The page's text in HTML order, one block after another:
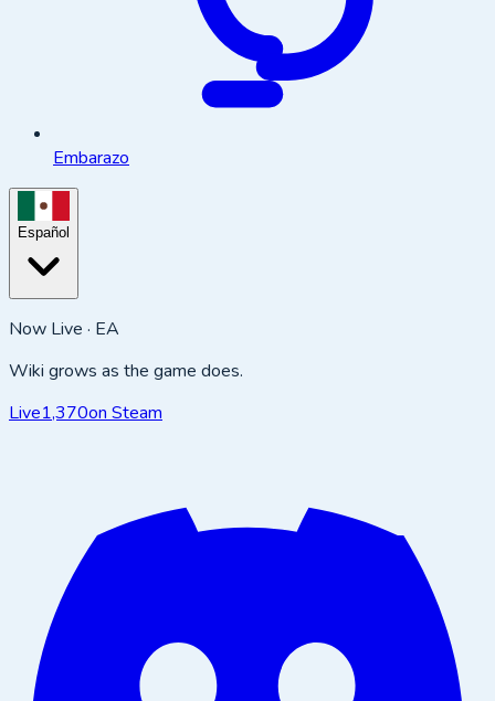
Embarazo
Español
Now Live · EA
Wiki grows as the game does.
Live1,370on Steam